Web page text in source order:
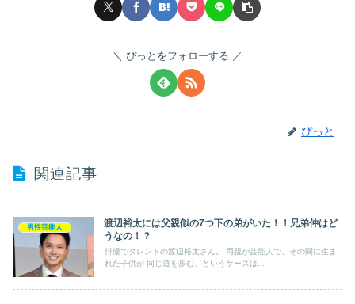
ぴっとをフォローする
ぴっと
関連記事
男性芸能人
渡辺裕太には父親似の7つ下の弟がいた！！兄弟仲はど
うなの！？
俳優でタレントの渡辺裕太さん。 両親が芸能人で、その間に生ま
れた子供が 同じ道を歩む、というケースは...